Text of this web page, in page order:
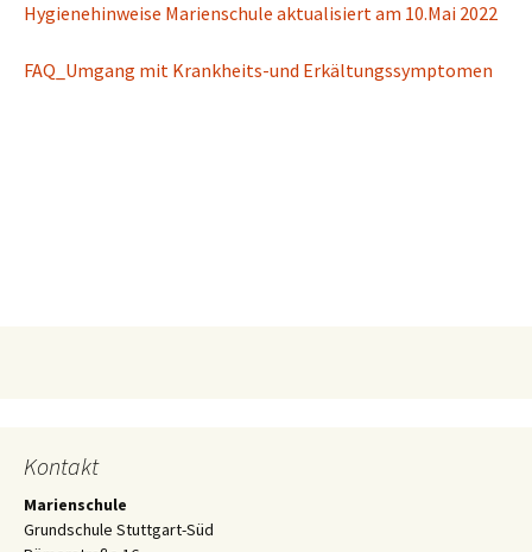
Hygienehinweise Marienschule aktualisiert am 10.Mai 2022
FAQ_Umgang mit Krankheits-und Erkältungssymptomen
Kontakt
Marienschule
Grundschule Stuttgart-Süd